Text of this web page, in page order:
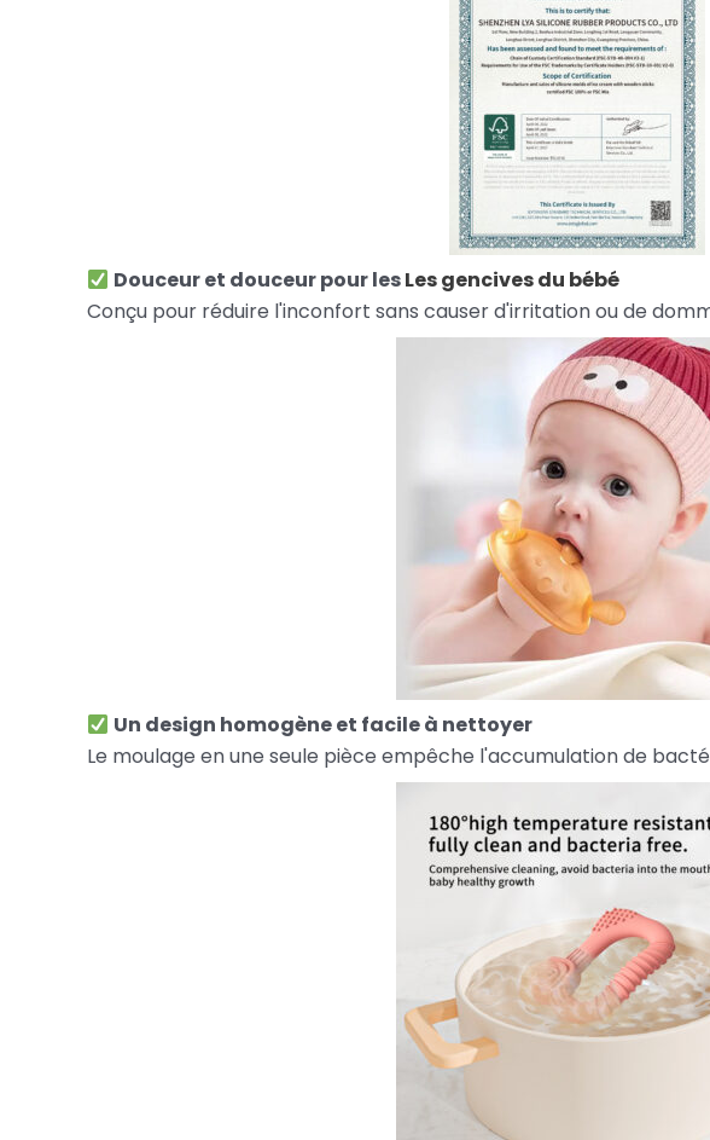
Douceur et douceur pour lesLes gencives du bébé
Conçu pour réduire l'inconfort sans causer d'irritation ou de
Un design homogène et facile à nettoyer
Le moulage en une seule pièce empêche l'accumulation de